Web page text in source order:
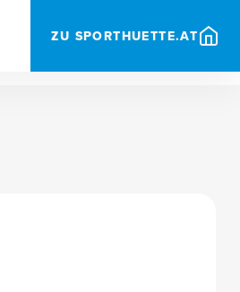
ZU SPORTHUETTE.AT